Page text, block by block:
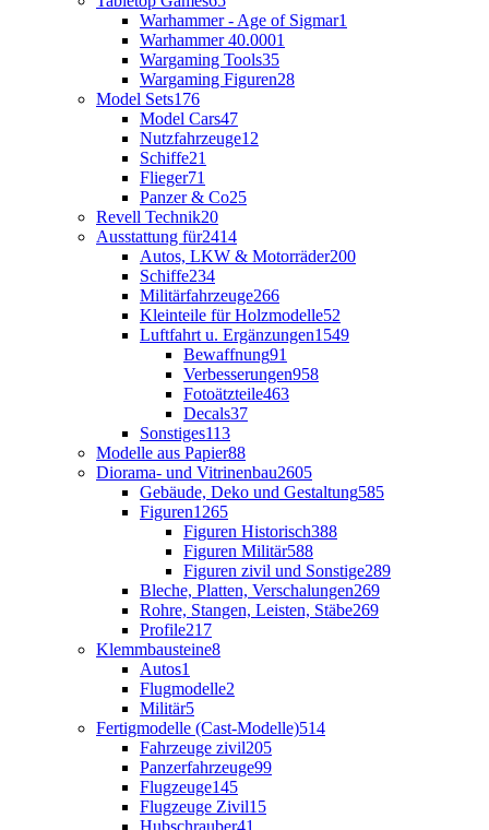
Warhammer - Age of Sigmar1
Warhammer 40.0001
Wargaming Tools35
Wargaming Figuren28
Model Sets176
Model Cars47
Nutzfahrzeuge12
Schiffe21
Flieger71
Panzer & Co25
Revell Technik20
Ausstattung für2414
Autos, LKW & Motorräder200
Schiffe234
Militärfahrzeuge266
Kleinteile für Holzmodelle52
Luftfahrt u. Ergänzungen1549
Bewaffnung91
Verbesserungen958
Fotoätzteile463
Decals37
Sonstiges113
Modelle aus Papier88
Diorama- und Vitrinenbau2605
Gebäude, Deko und Gestaltung585
Figuren1265
Figuren Historisch388
Figuren Militär588
Figuren zivil und Sonstige289
Bleche, Platten, Verschalungen269
Rohre, Stangen, Leisten, Stäbe269
Profile217
Klemmbausteine8
Autos1
Flugmodelle2
Militär5
Fertigmodelle (Cast-Modelle)514
Fahrzeuge zivil205
Panzerfahrzeuge99
Flugzeuge145
Flugzeuge Zivil15
Hubschrauber41